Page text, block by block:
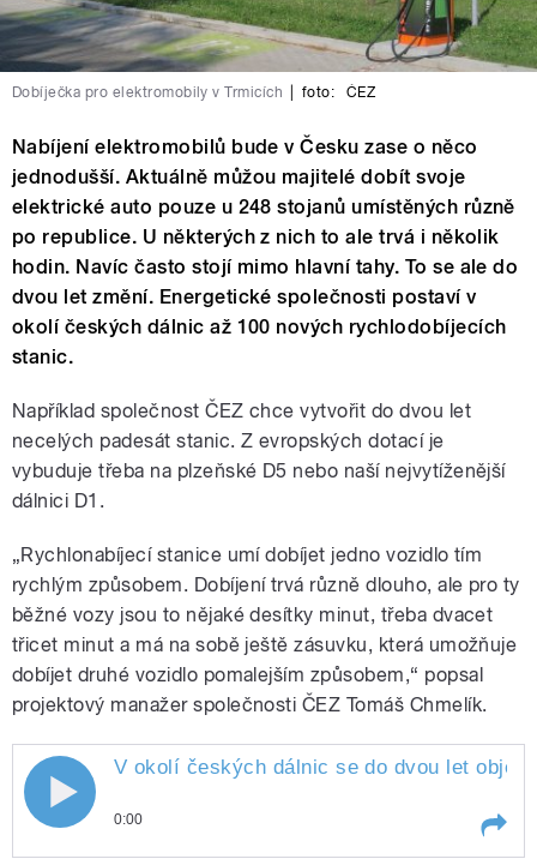
Dobíječka pro elektromobily v Trmicích foto: ČEZ
Nabíjení elektromobilů bude v Česku zase o něco
jednodušší. Aktuálně můžou majitelé dobít svoje
elektrické auto pouze u 248 stojanů umístěných různě
po republice. U některých z nich to ale trvá i několik
hodin. Navíc často stojí mimo hlavní tahy. To se ale do
dvou let změní. Energetické společnosti postaví v
okolí českých dálnic až 100 nových rychlodobíjecích
stanic.
Například společnost ČEZ chce vytvořit do dvou let
necelých padesát stanic. Z evropských dotací je
vybuduje třeba na plzeňské D5 nebo naší nejvytíženější
dálnici D1.
„Rychlonabíjecí stanice umí dobíjet jedno vozidlo tím
rychlým způsobem. Dobíjení trvá různě dlouho, ale pro ty
běžné vozy jsou to nějaké desítky minut, třeba dvacet
třicet minut a má na sobě ještě zásuvku, která umožňuje
dobíjet druhé vozidlo pomalejším způsobem,“ popsal
projektový manažer společnosti ČEZ Tomáš Chmelík.
V okolí českých dálnic se do dvou let
0:00